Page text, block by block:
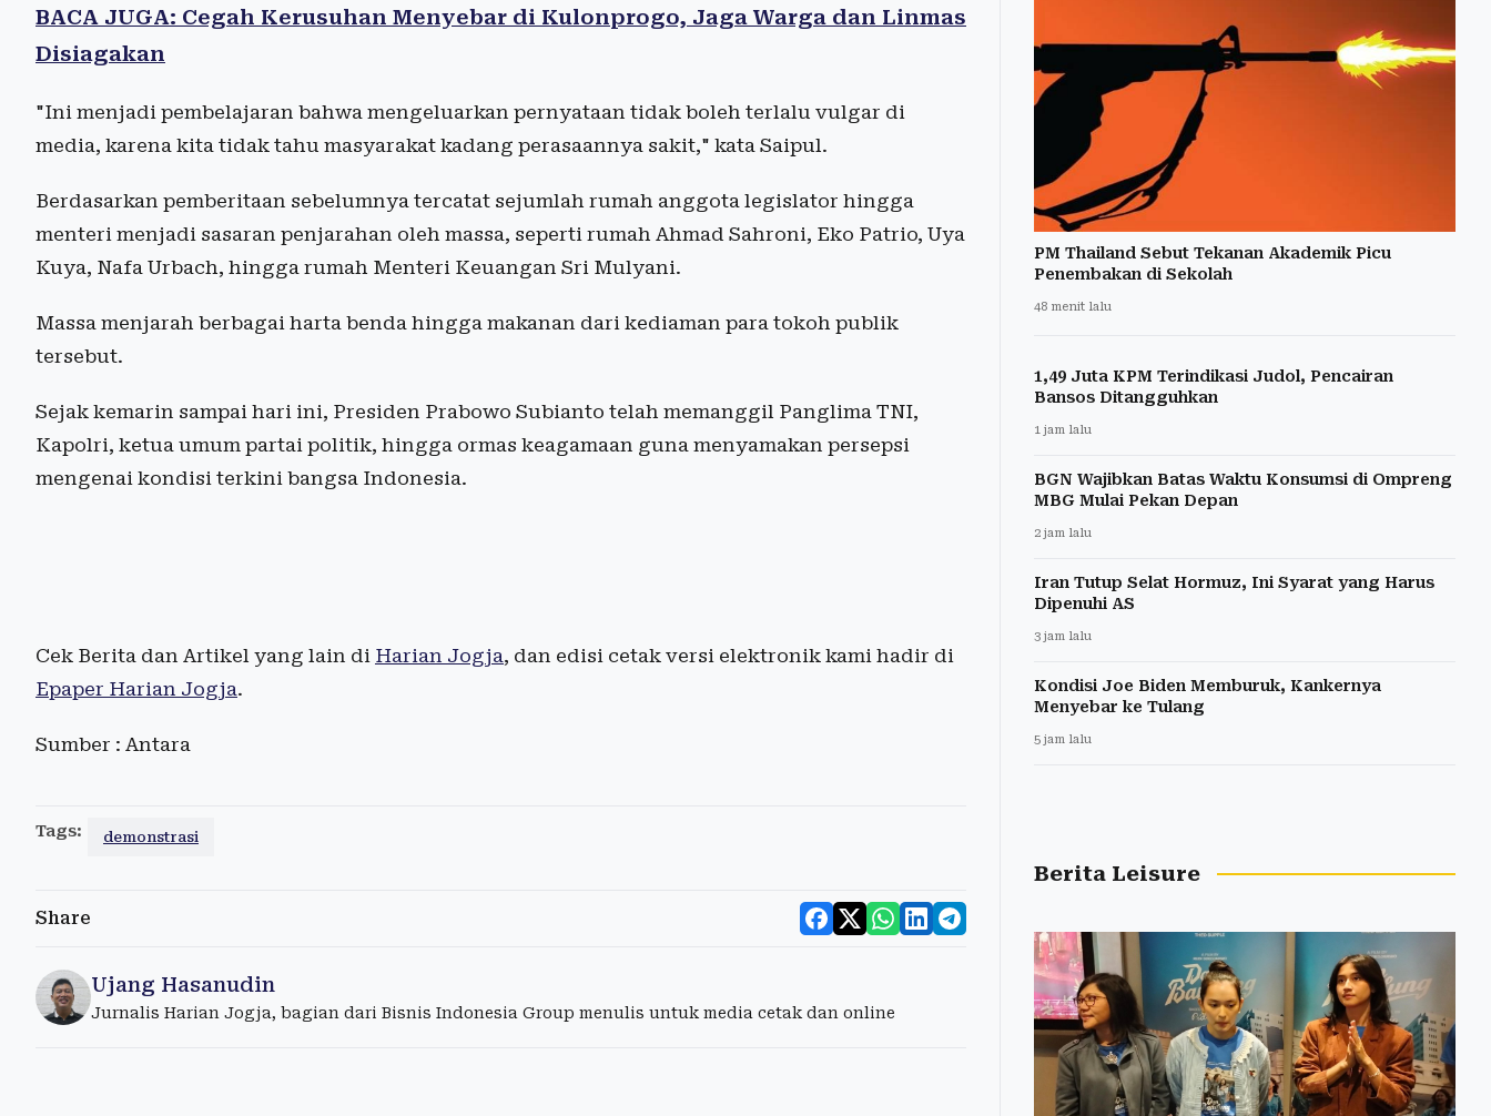
BACA JUGA: Cegah Kerusuhan Menyebar di Kulonprogo, Jaga Warga dan Linmas
Disiagakan
"Ini menjadi pembelajaran bahwa mengeluarkan pernyataan tidak boleh terlalu vulgar di
media, karena kita tidak tahu masyarakat kadang perasaannya sakit," kata Saipul.
Berdasarkan pemberitaan sebelumnya tercatat sejumlah rumah anggota legislator hingga
menteri menjadi sasaran penjarahan oleh massa, seperti rumah Ahmad Sahroni, Eko Patrio, Uya
Kuya, Nafa Urbach, hingga rumah Menteri Keuangan Sri Mulyani.
Massa menjarah berbagai harta benda hingga makanan dari kediaman para tokoh publik
tersebut.
Sejak kemarin sampai hari ini, Presiden Prabowo Subianto telah memanggil Panglima TNI,
Kapolri, ketua umum partai politik, hingga ormas keagamaan guna menyamakan persepsi
mengenai kondisi terkini bangsa Indonesia.
Cek Berita dan Artikel yang lain di Harian Jogja, dan edisi cetak versi elektronik kami hadir di
Epaper Harian Jogja.
Sumber : Antara
Tags: demonstrasi
Share
Ujang Hasanudin
Jurnalis Harian Jogja, bagian dari Bisnis Indonesia Group menulis untuk media cetak dan online
PM Thailand Sebut Tekanan Akademik Picu
Penembakan di Sekolah
48 menit lalu
1,49 Juta KPM Terindikasi Judol, Pencairan
Bansos Ditangguhkan
1 jam lalu
BGN Wajibkan Batas Waktu Konsumsi di Ompreng
MBG Mulai Pekan Depan
2 jam lalu
Iran Tutup Selat Hormuz, Ini Syarat yang Harus
Dipenuhi AS
3 jam lalu
Kondisi Joe Biden Memburuk, Kankernya
Menyebar ke Tulang
5 jam lalu
Berita Leisure